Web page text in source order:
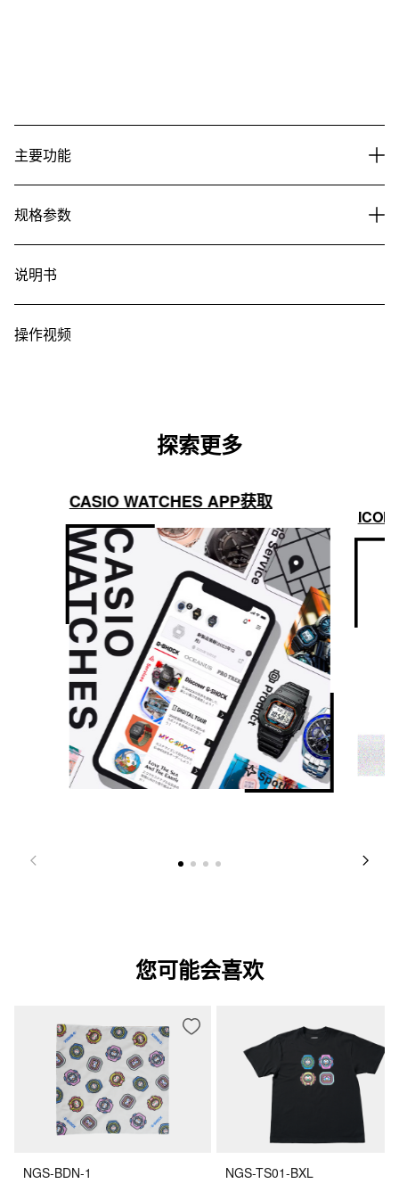
主要功能
规格参数
说明书
操作视频
探索更多
CASIO WATCHES APP获取
您可能会喜欢
NGS-BDN-1 NGS-TS01-BXL